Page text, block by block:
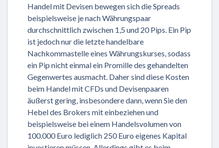
Handel mit Devisen bewegen sich die Spreads
beispielsweise je nach Währungspaar
durchschnittlich zwischen 1,5 und 20 Pips. Ein Pip
ist jedoch nur die letzte handelbare
Nachkommastelle eines Währungskurses, sodass
ein Pip nicht einmal ein Promille des gehandelten
Gegenwertes ausmacht. Daher sind diese Kosten
beim Handel mit CFDs und Devisenpaaren
äußerst gering, insbesondere dann, wenn Sie den
Hebel des Brokers mit einbeziehen und
beispielsweise bei einem Handelsvolumen von
100.000 Euro lediglich 250 Euro eigenes Kapital